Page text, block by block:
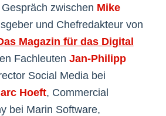
zwischen Mike
und Chefredakteur von
Magazin für das Digital
Fachleuten Jan-Philipp
Social Media bei
Hoeft, Commercial
bei Marin Software,